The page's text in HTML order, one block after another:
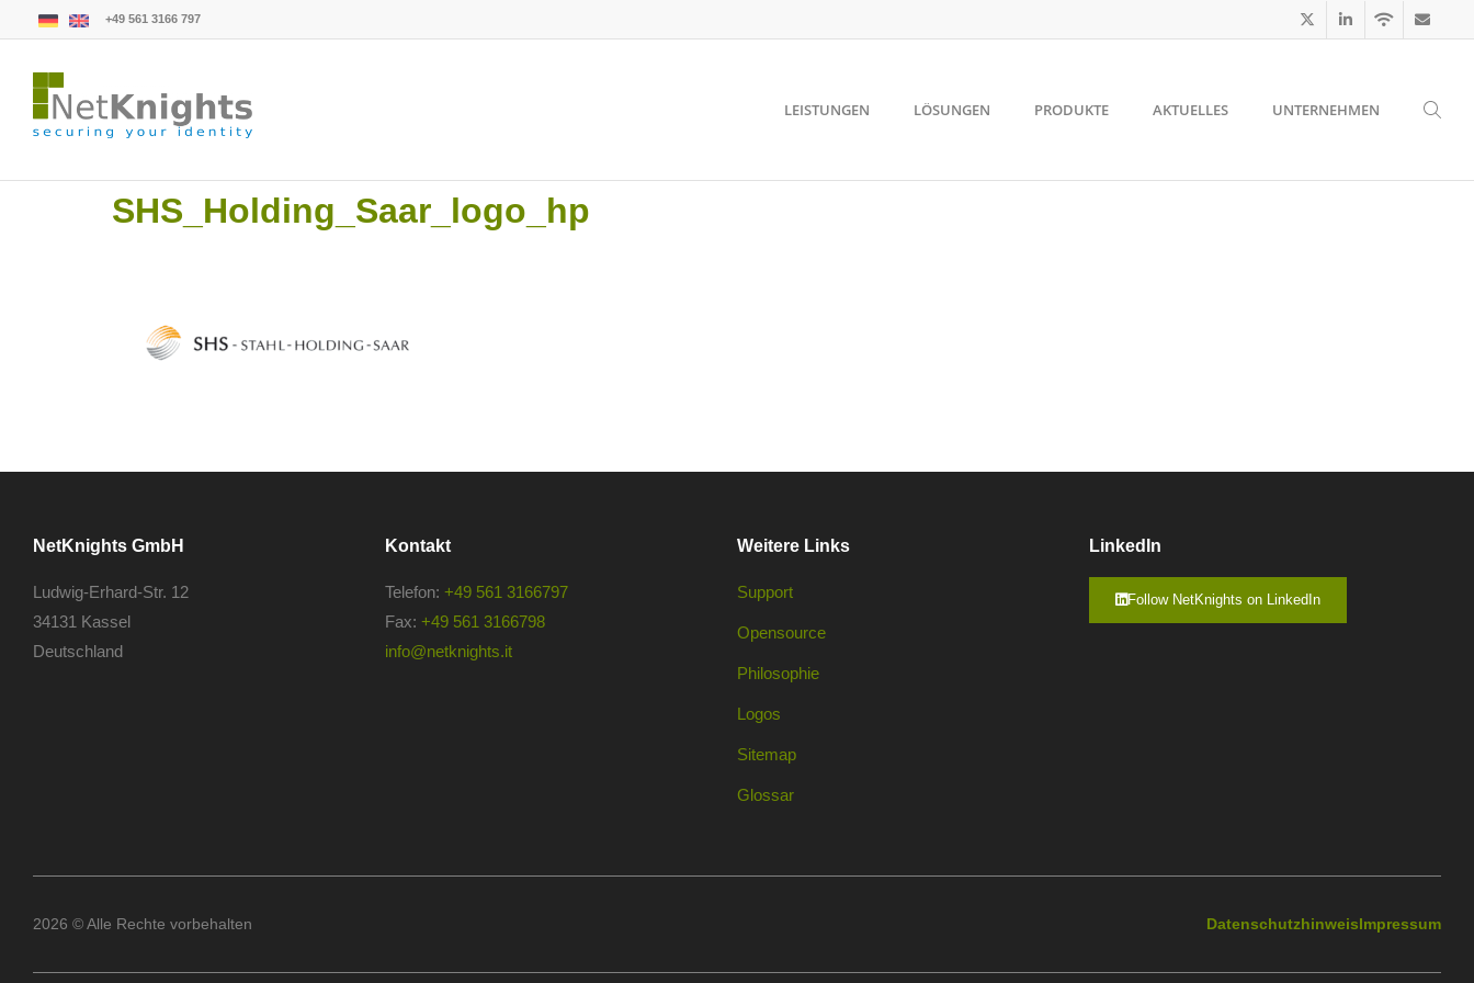
+49 561 3166 797
LEISTUNGEN LÖSUNGEN PRODUKTE AKTUELLES UNTERNEHMEN
SHS_Holding_Saar_logo_hp
NetKnights GmbH
Ludwig-Erhard-Str. 12
34131 Kassel
Deutschland
Kontakt
Telefon: +49 561 3166797
Fax: +49 561 3166798
info@netknights.it
Weitere Links
Support
Opensource
Philosophie
Logos
Sitemap
Glossar
LinkedIn
Follow NetKnights on LinkedIn
2026 © Alle Rechte vorbehalten DatenschutzhinweisImpressum